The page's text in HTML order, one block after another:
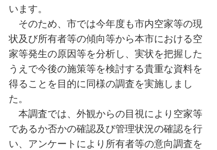
います。
そのため、市では今年度も市内空家等の現
状及び所有者等の傾向等から本市における空
家等発生の原因等を分析し、実状を把握した
うえで今後の施策等を検討する貴重な資料を
得ることを目的に同様の調査を実施しまし
た。
本調査では、外観からの目視により空家等
であるか否かの確認及び管理状況の確認を行
い、アンケートにより所有者等の意向調査を